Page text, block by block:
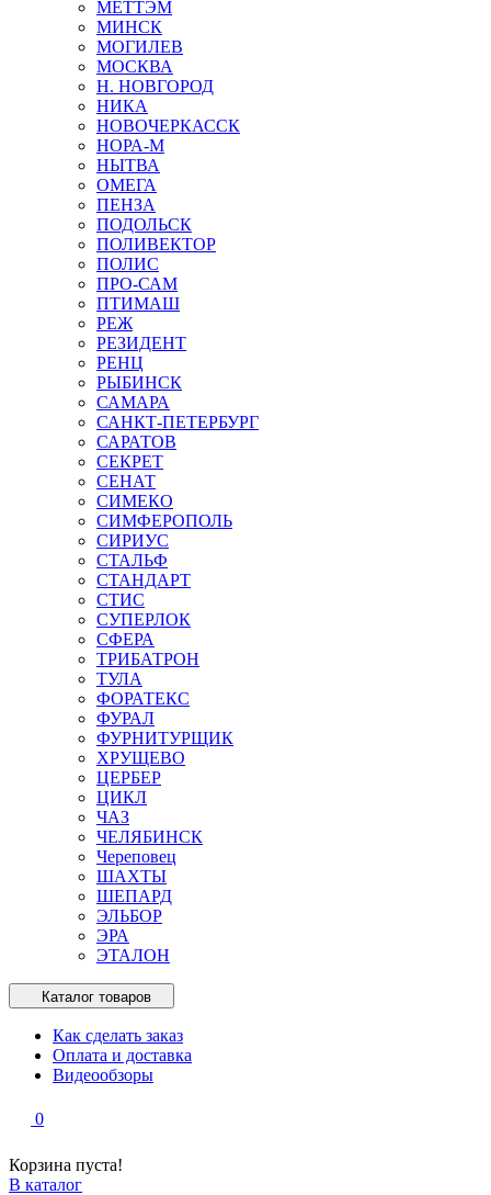
МЕТТЭМ
МИНСК
МОГИЛЕВ
МОСКВА
Н. НОВГОРОД
НИКА
НОВОЧЕРКАССК
НОРА-М
НЫТВА
ОМЕГА
ПЕНЗА
ПОДОЛЬСК
ПОЛИВЕКТОР
ПОЛИС
ПРО-САМ
ПТИМАШ
РЕЖ
РЕЗИДЕНТ
РЕНЦ
РЫБИНСК
САМАРА
САНКТ-ПЕТЕРБУРГ
САРАТОВ
СЕКРЕТ
СЕНАТ
СИМЕКО
СИМФЕРОПОЛЬ
СИРИУС
СТАЛЬФ
СТАНДАРТ
СТИС
СУПЕРЛОК
СФЕРА
ТРИБАТРОН
ТУЛА
ФОРАТЕКС
ФУРАЛ
ФУРНИТУРЩИК
ХРУЩЕВО
ЦЕРБЕР
ЦИКЛ
ЧАЗ
ЧЕЛЯБИНСК
Череповец
ШАХТЫ
ШЕПАРД
ЭЛЬБОР
ЭРА
ЭТАЛОН
Каталог товаров
Как сделать заказ
Оплата и доставка
Видеообзоры
0
Корзина пуста!
В каталог